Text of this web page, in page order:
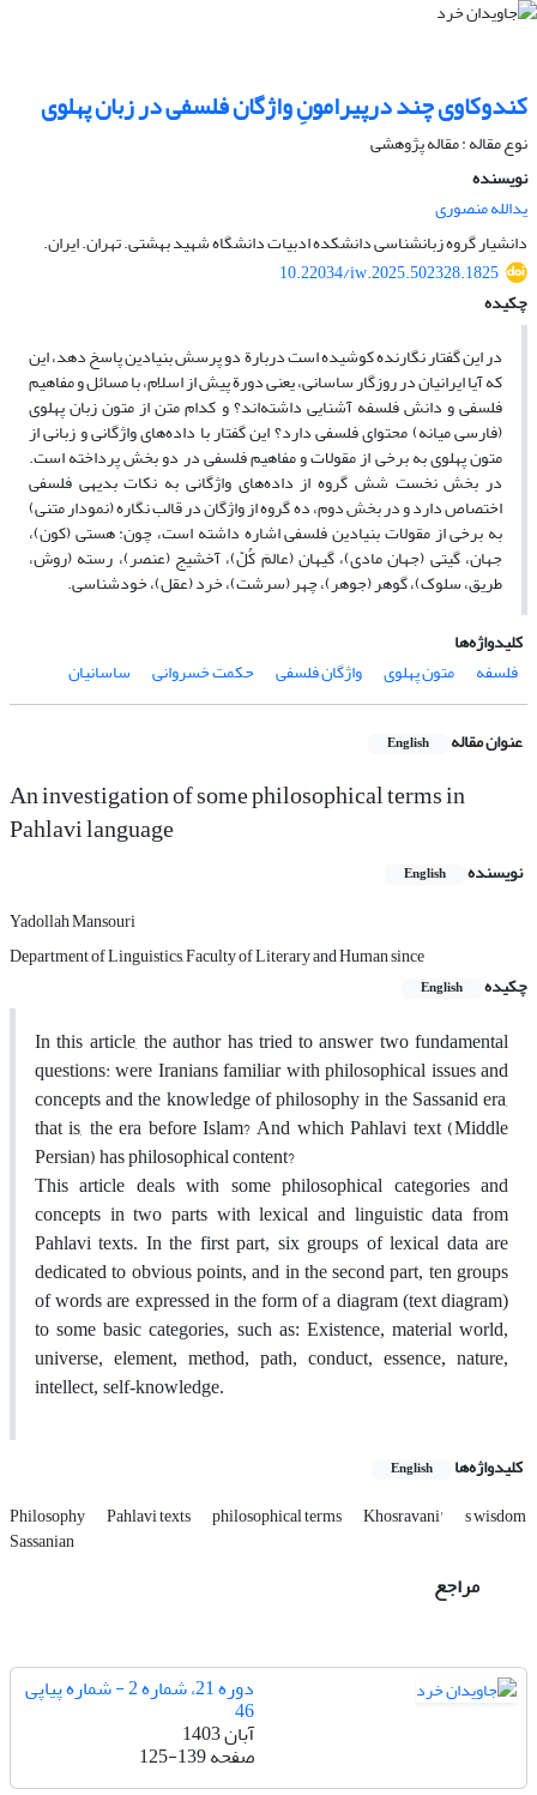
کندوکاوی چند درپیرامونِ واژگان فلسفی در زبان پهلوی
نوع مقاله : مقاله پژوهشی
نویسنده
یدالله منصوری
دانشیار گروه زبانشناسی دانشکده ادبیات دانشگاه شهید بهشتی. تهران. ایران.
10.22034/iw.2025.502328.1825
چکیده
در این گفتار نگارنده کوشیده است دربارة دو پرسش بنیادین پاسخ دهد، این
که آیا ایرانیان در روزگار ساسانی، یعنی دورة پیش از اسلام، با مسائل و مفاهیم
فلسفی و دانش فلسفه آشنایی داشته‌اند؟ و کدام متن از متون زبان پهلوی
(فارسی میانه) محتوای فلسفی دارد؟ این گفتار با داده‌های واژگانی و زبانی از
متون پهلوی به برخی از مقولات و مفاهیم فلسفی در دو بخش پرداخته است.
در بخش نخست شش گروه از داده‌های واژگانی به نکات بدیهی فلسفی
اختصاص دارد و در بخش دوم، ده گروه از واژگان در قالب نگاره (نمودار متنی)
به برخی از مقولات بنیادین فلسفی اشاره داشته است، چون: هستی (کون)،
جهان، گیتی (جهان مادی)، گیهان (عالمَ کُلّ)، آخشیج (عنصر)، رسته (روش،
طریق، سلوک)، گوهر (جوهر)، چهر (سرشت)، خرد (عقل)، خودشناسی.
کلیدواژه‌ها
فلسفه
متون پهلوی واژگان فلسفی حکمت خسروانی ساسانیان
عنوان مقاله English
An investigation of some philosophical terms in
Pahlavi language
نویسنده English
Yadollah Mansouri
Department of Linguistics, Faculty of Literary and Human since
چکیده
English
In this article, the author has tried to answer two fundamental
questions: were Iranians familiar with philosophical issues and
concepts and the knowledge of philosophy in the Sassanid era,
that is, the era before Islam? And which Pahlavi text (Middle
Persian) has philosophical content?
This article deals with some philosophical categories and
concepts in two parts with lexical and linguistic data from
Pahlavi texts. In the first part, six groups of lexical data are
dedicated to obvious points, and in the second part, ten groups
of words are expressed in the form of a diagram (text diagram)
to some basic categories, such as: Existence, material world,
universe, element, method, path, conduct, essence, nature,
intellect, self-knowledge.
کلیدواژه‌ها English
Philosophy Pahlavi texts philosophical terms Khosravani' s wisdom
Sassanian
مراجع
دوره 21، شماره 2 - شماره پیاپی
46
آبان 1403
صفحه125-139